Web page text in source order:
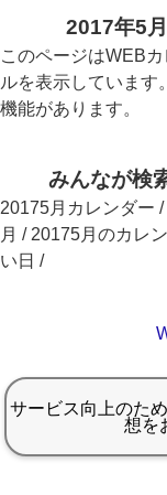
2017年5
このページはWEB
ルを表示しています
機能があります。
みんなが検
20175月カレンダー
月 / 20175月のカレ
い日 /